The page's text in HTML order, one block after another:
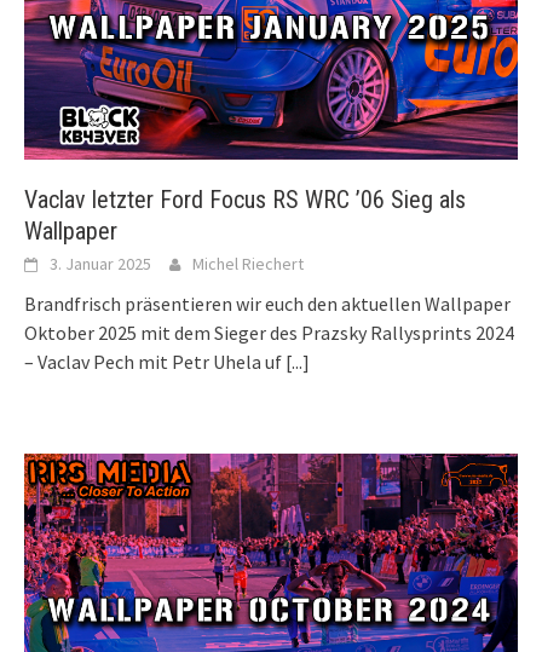
Vaclav letzter Ford Focus RS WRC ’06 Sieg als
Wallpaper
3. Januar 2025 Michel Riechert
Brandfrisch präsentieren wir euch den aktuellen Wallpaper
Oktober 2025 mit dem Sieger des Prazsky Rallysprints 2024
– Vaclav Pech mit Petr Uhela uf [...]